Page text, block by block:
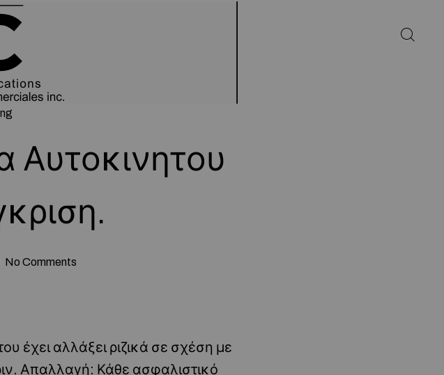
Αυτοκινητου
No Comments
έχει αλλάξει ριζικά σε σχέση με
Απαλλαγή: Κάθε ασφαλιστικό